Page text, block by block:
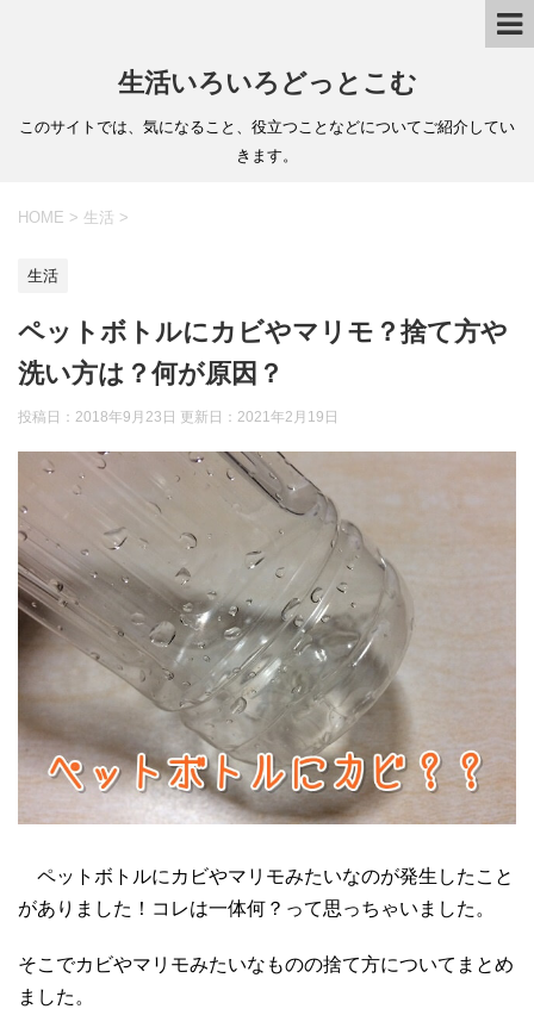
生活いろいろどっとこむ
このサイトでは、気になること、役立つことなどについてご紹介してい
きます。
HOME > 生活 >
生活
ペットボトルにカビやマリモ？捨て方や
洗い方は？何が原因？
投稿日：2018年9月23日 更新日： 2021年2月19日
ペットボトルにカビやマリモみたいなのが発生したこと
がありました！コレは一体何？って思っちゃいました。
そこでカビやマリモみたいなものの捨て方についてまとめ
ました。